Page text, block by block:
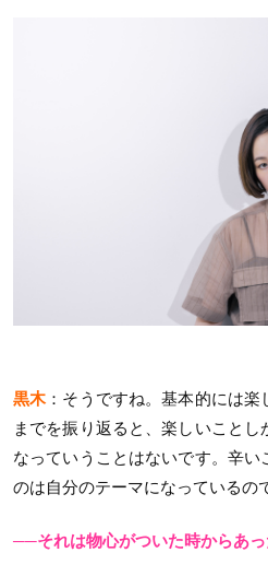
黒木：そうですね。基本的には
までを振り返ると、楽しいこと
なっていうことはないです。辛い
のは自分のテーマになっているの
──それは物心がついた時からあっ